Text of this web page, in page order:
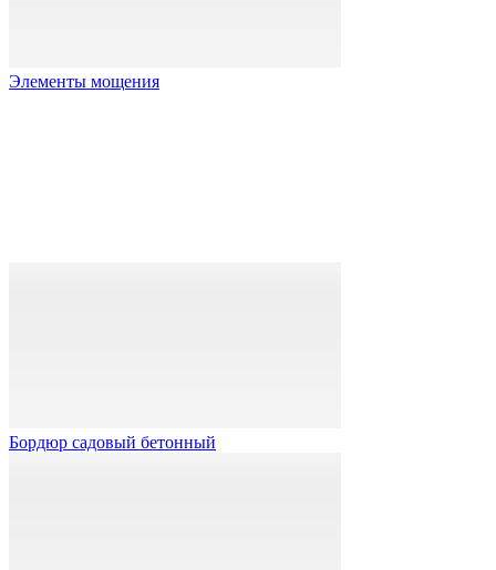
Элементы мощения
Бордюр садовый бетонный